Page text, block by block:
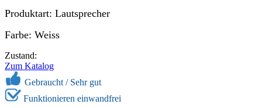
Produktart: Lautsprecher
Farbe: Weiss
Zustand:
Zum Katalog
Gebraucht / Sehr gut
Funktionieren einwandfrei